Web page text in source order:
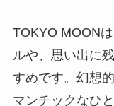
TOKYO MOON
ルや、思い出に
すめです。幻想
マンチックなひ